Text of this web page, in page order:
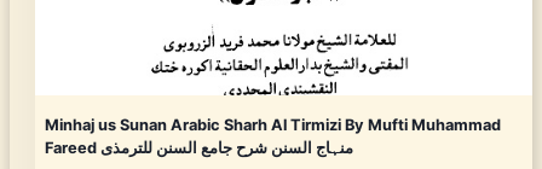
Minhaj us Sunan Arabic Sharh Al Tirmizi By Mufti Muhammad
Fareed منہاج السنن شرح جامع السنن للترمذی